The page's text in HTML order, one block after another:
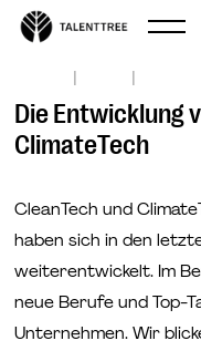
Die Entwicklung
ClimateTech
CleanTech und
haben sich in den
weiterentwickelt. Im
neue Berufe und Top-
Unternehmen. Wir